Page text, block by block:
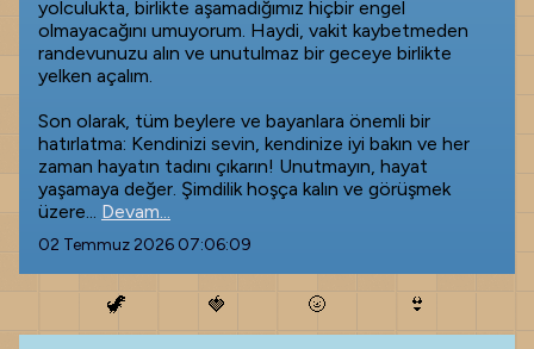
yolculukta, birlikte aşamadığımız hiçbir engel
olmayacağını umuyorum. Haydi, vakit kaybetmeden
randevunuzu alın ve unutulmaz bir geceye birlikte
yelken açalım.
Son olarak, tüm beylere ve bayanlara önemli bir
hatırlatma: Kendinizi sevin, kendinize iyi bakın ve her
zaman hayatın tadını çıkarın! Unutmayın, hayat
yaşamaya değer. Şimdilik hoşça kalın ve görüşmek
üzere... Devam...
02 Temmuz 2026 07:06:09
🦖 🍓 🌝 👙